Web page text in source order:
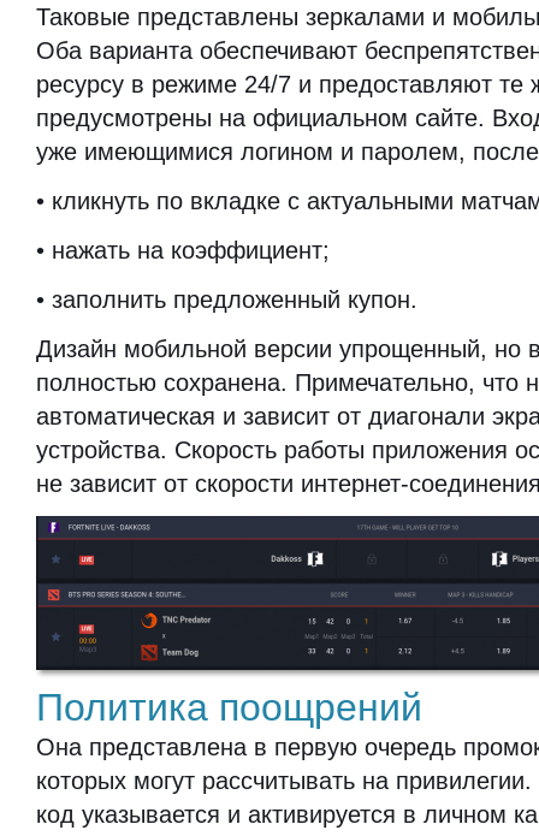
Таковые представлены зеркалами и
Оба варианта обеспечивают
ресурсу в режиме 24/7 и предоставляют те
предусмотрены на официальном сайте.
уже имеющимися логином и паролем,
• кликнуть по вкладке с актуальными
• нажать на коэффициент;
• заполнить предложенный купон.
Дизайн мобильной версии упрощенный, но
полностью сохранена. Примечательно, что
автоматическая и зависит от диагонали
устройства. Скорость работы приложения
не зависит от скорости интернет-
Политика поощрений
Она представлена в первую очередь
которых могут рассчитывать на
код указывается и активируется в личном